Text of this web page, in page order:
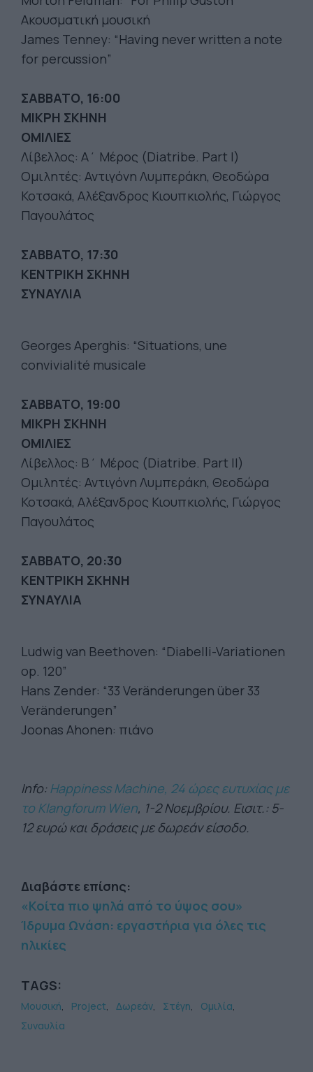
Ακουσματική μουσική
James Tenney: “Having never written a note
for percussion”
ΣΑΒΒΑΤΟ, 16:00
ΜΙΚΡΗ ΣΚΗΝΗ
ΟΜΙΛΙΕΣ
Λίβελλος: Α΄ Μέρος (Diatribe. Part I)
Ομιλητές: Αντιγόνη Λυμπεράκη, Θεοδώρα
Κοτσακά, Αλέξανδρος Κιουπκιολής, Γιώργος
Παγουλάτος
ΣΑΒΒΑΤΟ, 17:30
ΚΕΝΤΡΙΚΗ ΣΚΗΝΗ
ΣΥΝΑΥΛΙΑ
Georges Aperghis: “Situations, une
convivialité musicale
ΣΑΒΒΑΤΟ, 19:00
ΜΙΚΡΗ ΣΚΗΝΗ
ΟΜΙΛΙΕΣ
Λίβελλος: Β΄ Μέρος (Diatribe. Part II)
Ομιλητές: Αντιγόνη Λυμπεράκη, Θεοδώρα
Κοτσακά, Αλέξανδρος Κιουπκιολής, Γιώργος
Παγουλάτος
ΣΑΒΒΑΤΟ, 20:30
ΚΕΝΤΡΙΚΗ ΣΚΗΝΗ
ΣΥΝΑΥΛΙΑ
Ludwig van Beethoven: “Diabelli-Variationen
op. 120”
Hans Zender: “33 Veränderungen über 33
Veränderungen”
Joonas Ahonen: πιάνο
Info:Happiness Machine, 24 ώρες ευτυχίας με
το Klangforum Wien, 1-2 Νοεμβρίου. Εισιτ.: 5-
12 ευρώ και δράσεις με δωρεάν είσοδο.
Διαβάστε επίσης:
«Κοίτα πιο ψηλά από το ύψος σου»
Ίδρυμα Ωνάση: εργαστήρια για όλες τις
ηλικίες
TAGS:
Μουσική Project Δωρεάν Στέγη
Ομιλία
Συναυλία